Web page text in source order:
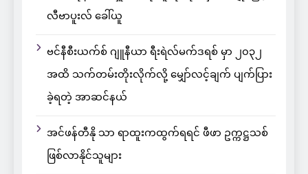
လီဗာပူးလ် ခေါ်ယူ
ဗင်နီစီးယက်စ် ဂျူနီယာ ရီးရဲလ်မက်ဒရစ် မှာ ၂၀၃၂
အထိ သက်တမ်းတိုးလိုက်လို့ မျှော်လင့်ချက် ပျက်ပြား
ခဲ့ရတဲ့ အာဆင်နယ်
အင်ဖန်တီနို သာ ရာထူးကထွက်ရရင် ဖီဖာ ဥက္ကဋ္ဌသစ်
ဖြစ်လာနိုင်သူများ